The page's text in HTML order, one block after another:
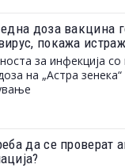
доза вакцина
покажа
за инфекција
на „Астра
да се проверат